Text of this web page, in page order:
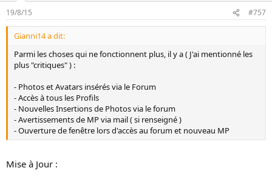
19/8/15 #757
Gianni14 a dit:
Parmi les choses qui ne fonctionnent plus, il y a ( J'ai mentionné les
plus "critiques" ) :
- Photos et Avatars insérés via le Forum
- Accès à tous les Profils
- Nouvelles Insertions de Photos via le forum
- Avertissements de MP via mail ( si renseigné )
- Ouverture de fenêtre lors d'accès au forum et nouveau MP
Mise à Jour :